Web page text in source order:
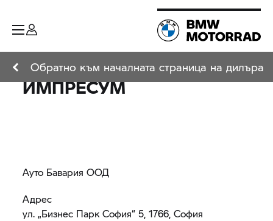
Обратно към началната страница на дилъра
ИМПРЕСУМ
Ауто Бавария ООД
Адрес
ул. „Бизнес Парк София“ 5, 1766, София